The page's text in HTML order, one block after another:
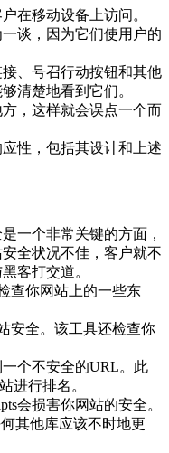
在移动设备上访问。
谈，因为它们使用户的
接、号召行动按钮和其他
清楚地看到它们。
，这样就会误点一个而
性，包括其设计和上述
一个非常关键的方面，
全状况不佳，客户就不
客打交道。
查你网站上的一些东
安全。该工具还检查你
个不安全的URL。此
进行排名。
会损害你网站的安全。
其他库应该不时地更